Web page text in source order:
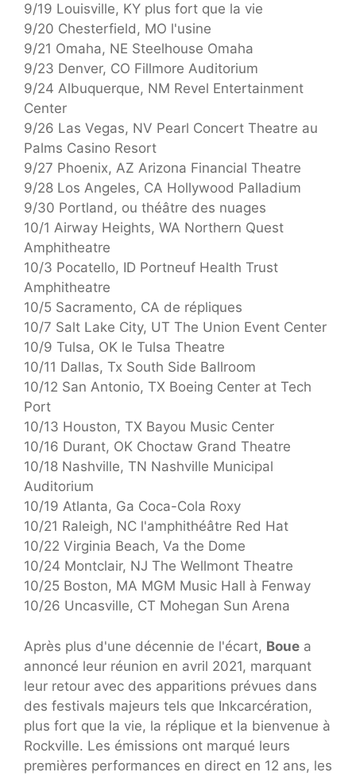
9/19 Louisville, KY plus fort que la vie
9/20 Chesterfield, MO l'usine
9/21 Omaha, NE Steelhouse Omaha
9/23 Denver, CO Fillmore Auditorium
9/24 Albuquerque, NM Revel Entertainment
Center
9/26 Las Vegas, NV Pearl Concert Theatre au
Palms Casino Resort
9/27 Phoenix, AZ Arizona Financial Theatre
9/28 Los Angeles, CA Hollywood Palladium
9/30 Portland, ou théâtre des nuages
10/1 Airway Heights, WA Northern Quest
Amphitheatre
10/3 Pocatello, ID Portneuf Health Trust
Amphitheatre
10/5 Sacramento, CA de répliques
10/7 Salt Lake City, UT The Union Event Center
10/9 Tulsa, OK le Tulsa Theatre
10/11 Dallas, Tx South Side Ballroom
10/12 San Antonio, TX Boeing Center at Tech
Port
10/13 Houston, TX Bayou Music Center
10/16 Durant, OK Choctaw Grand Theatre
10/18 Nashville, TN Nashville Municipal
Auditorium
10/19 Atlanta, Ga Coca-Cola Roxy
10/21 Raleigh, NC l'amphithéâtre Red Hat
10/22 Virginia Beach, Va the Dome
10/24 Montclair, NJ The Wellmont Theatre
10/25 Boston, MA MGM Music Hall à Fenway
10/26 Uncasville, CT Mohegan Sun Arena
Après plus d'une décennie de l'écart, Boue a
annoncé leur réunion en avril 2021, marquant
leur retour avec des apparitions prévues dans
des festivals majeurs tels que Inkcarcération,
plus fort que la vie, la réplique et la bienvenue à
Rockville. Les émissions ont marqué leurs
premières performances en direct en 12 ans, les